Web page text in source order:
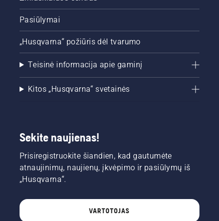
Pasiūlymai
„Husqvarna“ požiūris dėl tvarumo
Teisinė informacija apie gaminį
Kitos „Husqvarna“ svetainės
Sekite naujienas!
Prisiregistruokite šiandien, kad gautumėte
atnaujinimų, naujienų, įkvėpimo ir pasiūlymų iš
„Husqvarna“.
VARTOTOJAS